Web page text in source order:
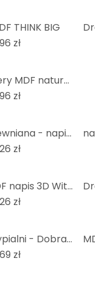
THINK BIG
96 zł
Drewniane litery MDF natura - liternictwo nowoczesne Chillout Lounge
96 zł
Dekoracja drewniana - napis 3D do kuchni - Coffee Bar - MDF
26 zł
Dekoracja MDF napis 3D Witamy - natura
26 zł
napis 3D do sypialni - Dobranoc - MDF natura
69 zł